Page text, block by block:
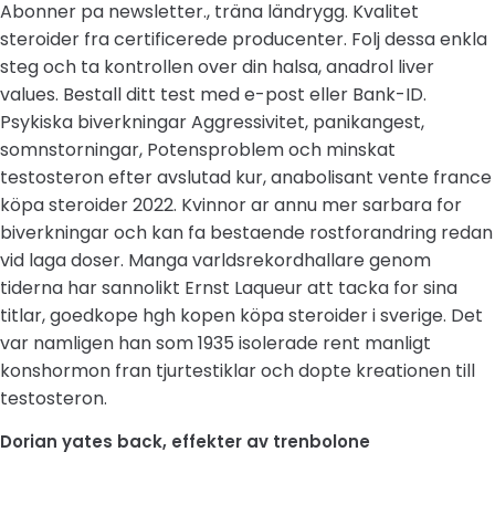
Abonner pa newsletter., träna ländrygg. Kvalitet
steroider fra certificerede producenter. Folj dessa enkla
steg och ta kontrollen over din halsa, anadrol liver
values. Bestall ditt test med e-post eller Bank-ID.
Psykiska biverkningar Aggressivitet, panikangest,
somnstorningar, Potensproblem och minskat
testosteron efter avslutad kur, anabolisant vente france
köpa steroider 2022. Kvinnor ar annu mer sarbara for
biverkningar och kan fa bestaende rostforandring redan
vid laga doser. Manga varldsrekordhallare genom
tiderna har sannolikt Ernst Laqueur att tacka for sina
titlar, goedkope hgh kopen köpa steroider i sverige. Det
var namligen han som 1935 isolerade rent manligt
konshormon fran tjurtestiklar och dopte kreationen till
testosteron.
Dorian yates back, effekter av trenbolone